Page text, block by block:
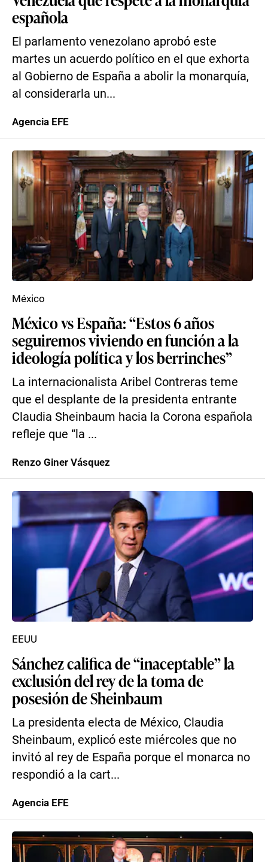
española
El parlamento venezolano aprobó este
martes un acuerdo político en el que exhorta
al Gobierno de España a abolir la monarquía,
al considerarla un...
Agencia EFE
México vs España: “Estos 6 años
seguiremos viviendo en función a la
ideología política y los berrinches”
La internacionalista Aribel Contreras teme
que el desplante de la presidenta entrante
Claudia Sheinbaum hacia la Corona española
refleje que “la ...
México
Renzo Giner Vásquez
Sánchez califica de “inaceptable” la
exclusión del rey de la toma de
posesión de Sheinbaum
La presidenta electa de México, Claudia
Sheinbaum, explicó este miércoles que no
invitó al rey de España porque el monarca no
respondió a la cart...
EEUU
Agencia EFE